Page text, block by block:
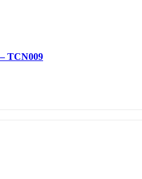
TCN009